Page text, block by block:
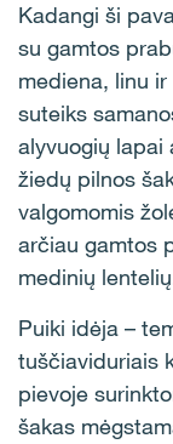
Kadangi ši
su gamtos
mediena, linu
suteiks
alyvuogių lapai
žiedų pilnos
valgomomis
arčiau gamtos
medinių
Puiki idėja –
tuščiaviduriais
pievoje
šakas